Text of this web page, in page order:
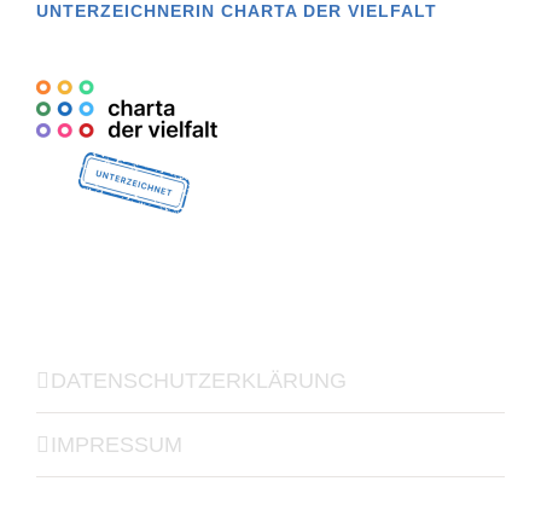
UNTERZEICHNERIN CHARTA DER VIELFALT
DATENSCHUTZERKLÄRUNG
IMPRESSUM